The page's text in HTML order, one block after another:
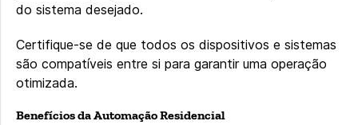
do sistema desejado.
Certifique-se de que todos os dispositivos e sistemas
são compatíveis entre si para garantir uma operação
otimizada.
Benefícios da Automação Residencial